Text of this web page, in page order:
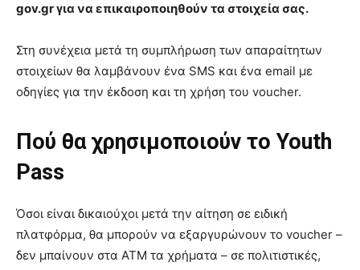
gov.gr για να επικαιροποιηθούν τα στοιχεία σας.
Στη συνέχεια μετά τη συμπλήρωση των απαραίτητων
στοιχείων θα λαμβάνουν ένα SMS και ένα email με
οδηγίες για την έκδοση και τη χρήση του voucher.
Πού θα χρησιμοποιούν το Youth
Pass
Όσοι είναι δικαιούχοι μετά την αίτηση σε ειδική
πλατφόρμα, θα μπορούν να εξαργυρώνουν το voucher –
δεν μπαίνουν στα ΑΤΜ τα χρήματα – σε πολιτιστικές,